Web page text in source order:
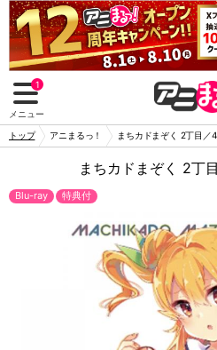
1
メニュー
トップ アニまるっ！ まちカドまぞく 2丁目／
まちカドまぞく 2丁
Blu-ray 特典付